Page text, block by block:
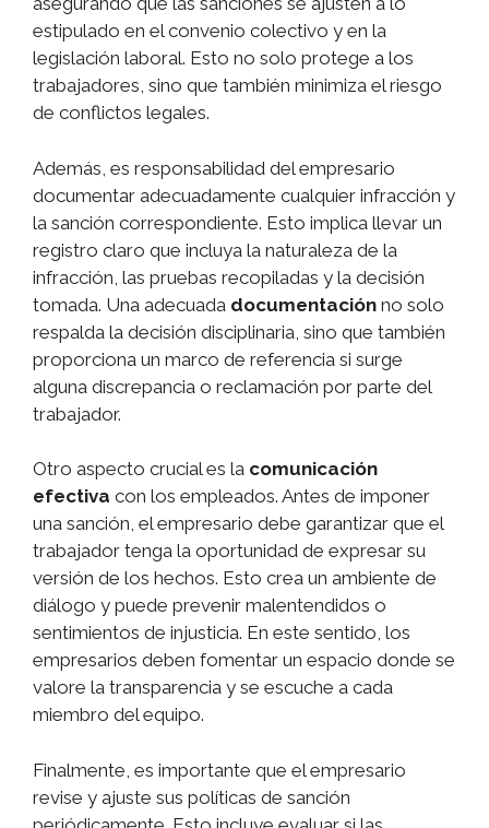
estipulado en el convenio colectivo y en la
legislación laboral. Esto no solo protege a los
trabajadores, sino que también minimiza el riesgo
de conflictos legales.
Además, es responsabilidad del empresario
documentar adecuadamente cualquier infracción y
la sanción correspondiente. Esto implica llevar un
registro claro que incluya la naturaleza de la
infracción, las pruebas recopiladas y la decisión
tomada. Una adecuada documentación no solo
respalda la decisión disciplinaria, sino que también
proporciona un marco de referencia si surge
alguna discrepancia o reclamación por parte del
trabajador.
Otro aspecto crucial es la comunicación
efectiva con los empleados. Antes de imponer
una sanción, el empresario debe garantizar que el
trabajador tenga la oportunidad de expresar su
versión de los hechos. Esto crea un ambiente de
diálogo y puede prevenir malentendidos o
sentimientos de injusticia. En este sentido, los
empresarios deben fomentar un espacio donde se
valore la transparencia y se escuche a cada
miembro del equipo.
Finalmente, es importante que el empresario
revise y ajuste sus políticas de sanción